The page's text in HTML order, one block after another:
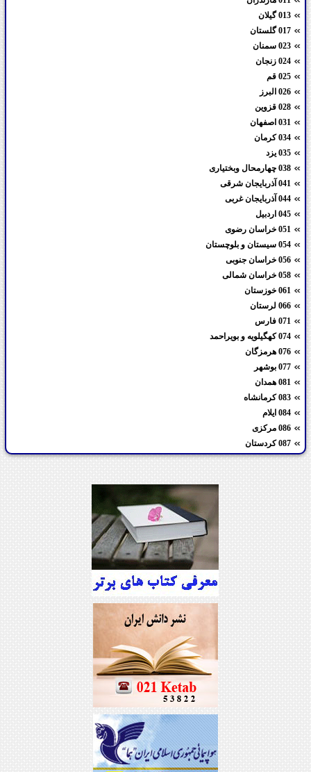
013 گیلان
017 گلستان
023 سمنان
024 زنجان
025 قم
026 البرز
028 قزوین
031 اصفهان
034 کرمان
035 یزد
038 چهارمحال وبختیاری
041 آذربایجان شرقی
044 آذربایجان غربی
045 اردبیل
051 خراسان رضوی
054 سیستان و بلوچستان
056 خراسان جنوبی
058 خراسان شمالی
061 خوزستان
066 لرستان
071 فارس
074 کهگیلویه و بویراحمد
076 هرمزگان
077 بوشهر
081 همدان
083 کرمانشاه
084 ایلام
086 مرکزی
087 کردستان